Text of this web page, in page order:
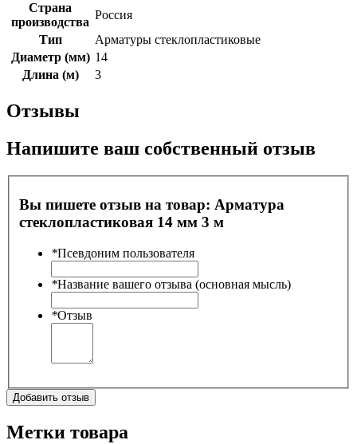
Страна
производства
Россия
Тип
Арматуры стеклопластиковые
Диаметр (мм) 14
Длина (м)
3
Отзывы
Напишите ваш собственный отзыв
Вы пишете отзыв на товар: Арматура
стеклопластиковая 14 мм 3 м
*Псевдоним пользователя
*Название вашего отзыва (основная мысль)
*Отзыв
Добавить отзыв
Метки товара